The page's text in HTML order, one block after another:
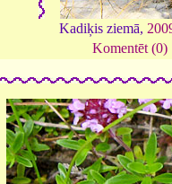
Kadiķis ziemā,
Komentēt (0)